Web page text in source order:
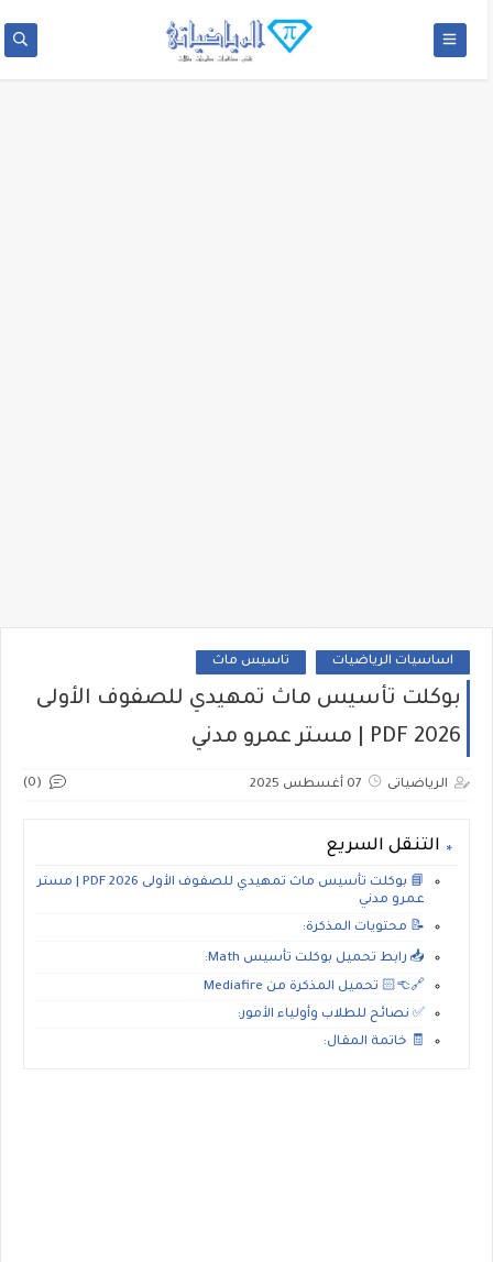
اساسيات الرياضيات تاسيس ماث
بوكلت تأسيس ماث تمهيدي للصفوف الأولى
2026 PDF | مستر عمرو مدني
الرياضياتى 07 أغسطس 2025 (0)
التنقل السريع
📘 بوكلت تأسيس ماث تمهيدي للصفوف الأولى 2026 PDF | مستر
عمرو مدني
📝 محتويات المذكرة:
📥 رابط تحميل بوكلت تأسيس Math:
🔗👈🏻 تحميل المذكرة من Mediafire
✅ نصائح للطلاب وأولياء الأمور:
🧾 خاتمة المقال: